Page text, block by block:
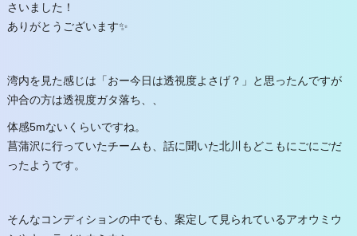
さいました！
ありがとうございます✨
湾内を見た感じは「おー今日は透視度よさげ？」と思ったんですが
沖合の方は透視度ガタ落ち、、
体感5mないくらいですね。
菖蒲沢に行っていたチームも、話に聞いた北川もどこもにごにごだ
ったようです。
そんなコンディションの中でも、案定して見られているアオウミウ